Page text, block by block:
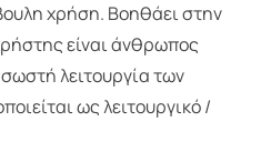
χρήση. Βοηθάει στην
είναι άνθρωπος
λειτουργία των
ως λειτουργικό /